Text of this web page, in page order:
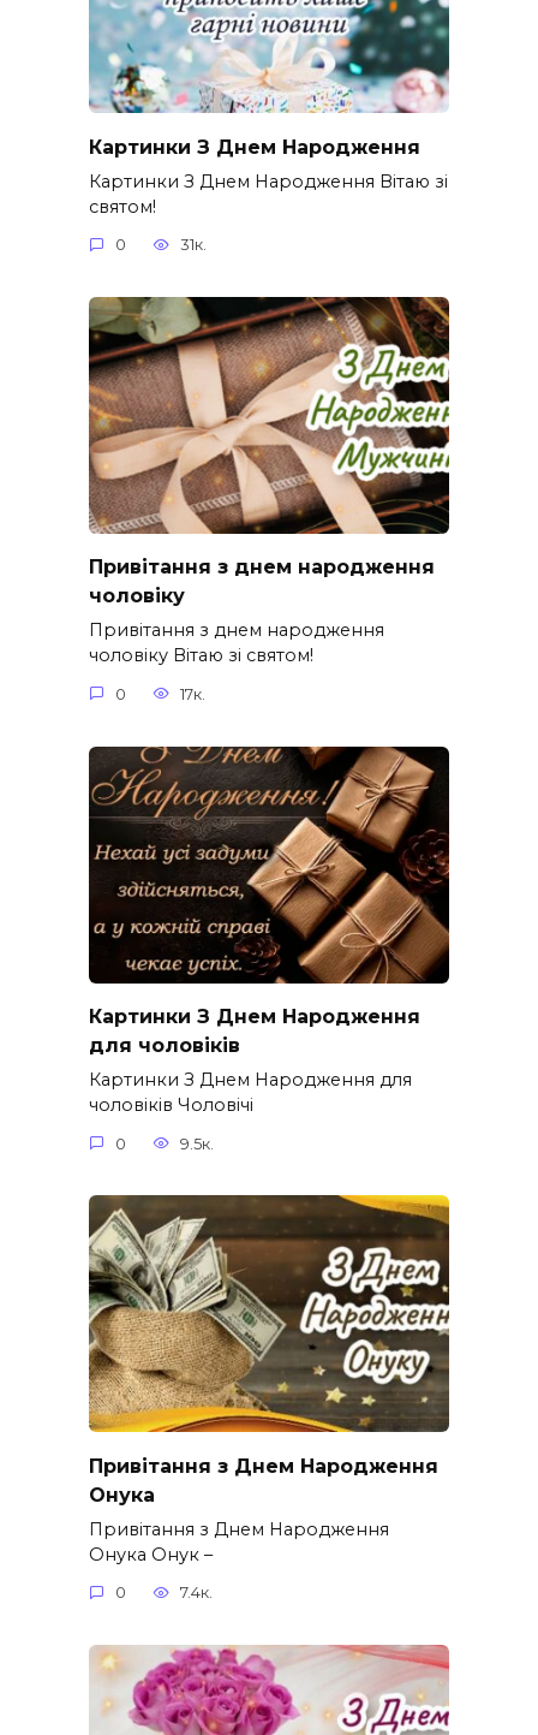
Картинки З Днем Народження
Картинки З Днем Народження Вітаю зі
святом!
0 31к.
Привітання з днем народження
чоловіку
Привітання з днем народження
чоловіку Вітаю зі святом!
0 17к.
Картинки З Днем Народження
для чоловіків​
Картинки З Днем Народження для
чоловіків​ Чоловічі
0 9.5к.
Привітання з Днем Народження
Онука
Привітання з Днем Народження
Онука Онук –
0 7.4к.